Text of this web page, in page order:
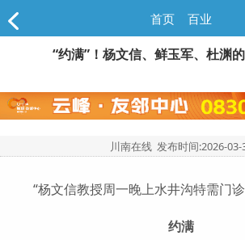
首页 百业
“约满”！杨文信、鲜玉军、杜渊
川南在线 发布时间:2026-03-
“杨文信教授周一晚上水井沟特需门诊
约满